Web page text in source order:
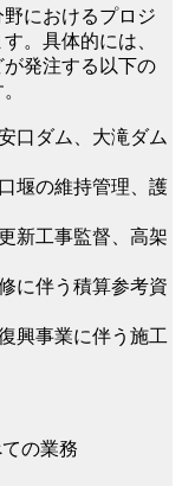
におけるプロジ
。具体的には、
発注する以下の
口ダム、大滝ダム
堰の維持管理、護
新工事監督、高架
に伴う積算参考資
興事業に伴う施工
の業務